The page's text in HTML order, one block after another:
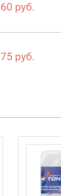
60 руб.
75 руб.